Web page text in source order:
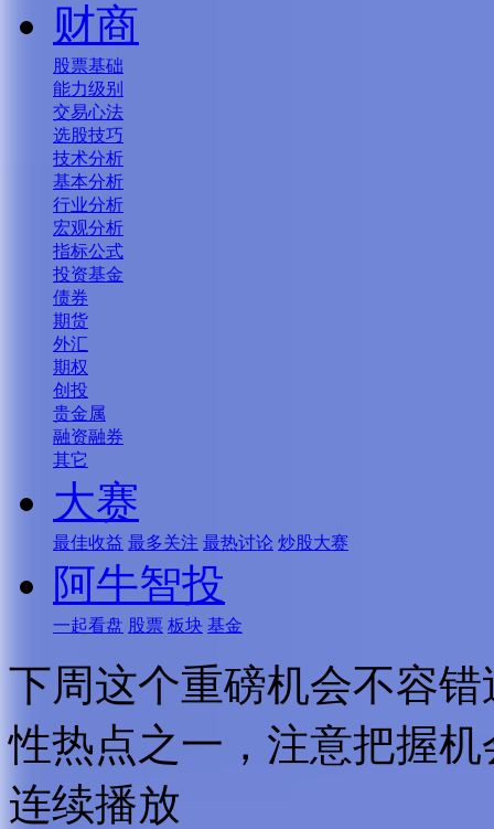
财商
股票基础
能力级别
交易心法
选股技巧
技术分析
基本分析
行业分析
宏观分析
指标公式
投资基金
债券
期货
外汇
期权
创投
贵金属
融资融券
其它
大赛
最佳收益 最多关注 最热讨论 炒股大赛
阿牛智投
一起看盘 股票 板块 基金
下周这个重磅机会不容
性热点之一，注意把握机
连续播放